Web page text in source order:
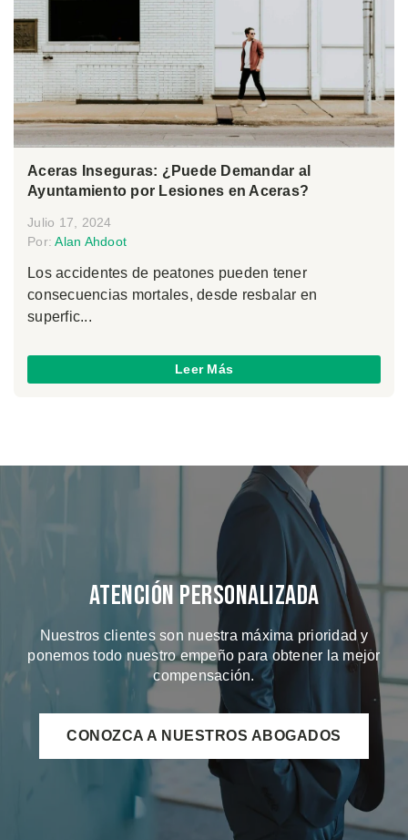
Aceras Inseguras: ¿Puede Demandar al
Ayuntamiento por Lesiones en Aceras?
Julio 17, 2024
Por:Alan Ahdoot
Los accidentes de peatones pueden tener
consecuencias mortales, desde resbalar en
superfic...
Leer Más
Atención Personalizada
Nuestros clientes son nuestra máxima prioridad y
ponemos todo nuestro empeño para obtener la mejor
compensación.
CONOZCA A NUESTROS ABOGADOS